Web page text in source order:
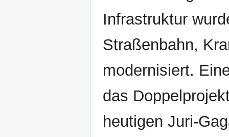
Infrastruktur
Straßenbahn,
modernisiert.
das
heutigen Juri-